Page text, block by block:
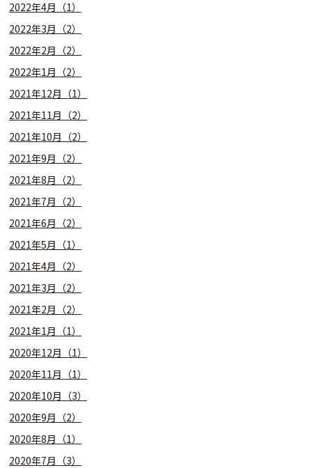
2022年4月（1）
2022年3月（2）
2022年2月（2）
2022年1月（2）
2021年12月（1）
2021年11月（2）
2021年10月（2）
2021年9月（2）
2021年8月（2）
2021年7月（2）
2021年6月（2）
2021年5月（1）
2021年4月（2）
2021年3月（2）
2021年2月（2）
2021年1月（1）
2020年12月（1）
2020年11月（1）
2020年10月（3）
2020年9月（2）
2020年8月（1）
2020年7月（3）